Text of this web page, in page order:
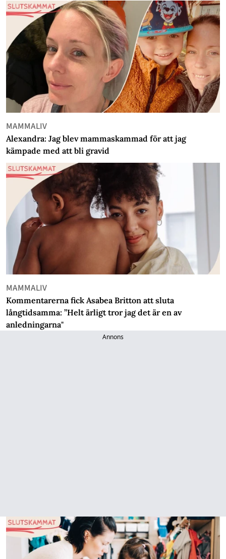
MAMMALIV
Alexandra: Jag blev mammaskammad för att jag
kämpade med att bli gravid
MAMMALIV
Kommentarerna fick Asabea Britton att sluta
långtidsamma: ”Helt ärligt tror jag det är en av
anledningarna"
Annons